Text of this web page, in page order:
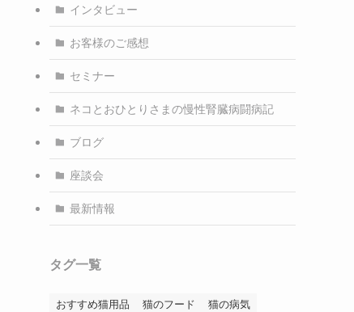
インタビュー
お客様のご感想
セミナー
ネコとおひとりさまの慢性腎臓病闘病記
ブログ
座談会
最新情報
タグ一覧
おすすめ猫用品 猫のフード
猫の病気